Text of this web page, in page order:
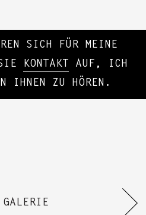
SICH FÜR MEINE
KONTAKT
AUF, ICH
IHNEN ZU HÖREN.
GALERIE